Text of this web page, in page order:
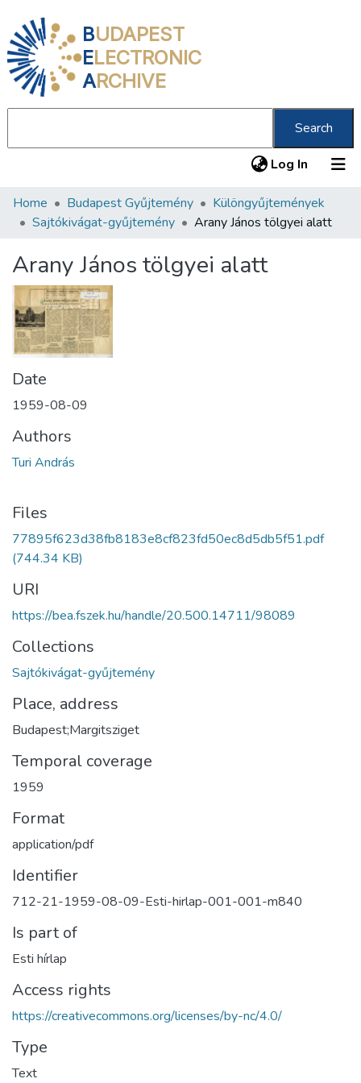
BUDAPEST
ELECTRONIC
ARCHIVE
Search
Log In (current)
Communities & Collections
Statistics
About us
Home Budapest Gyűjtemény
Különgyűjtemények
Sajtókivágat-gyűjtemény
Arany János tölgyei alatt
Arany János tölgyei alatt
Date
1959-08-09
Authors
Turi András
Files
77895f623d38fb8183e8cf823fd50ec8d5db5f51.pdf
(744.34 KB)
URI
https://bea.fszek.hu/handle/20.500.14711/98089
Collections
Sajtókivágat-gyűjtemény
Place, address
Budapest;Margitsziget
Temporal coverage
1959
Format
application/pdf
Identifier
712-21-1959-08-09-Esti-hirlap-001-001-m840
Is part of
Esti hírlap
Access rights
https://creativecommons.org/licenses/by-nc/4.0/
Type
Text